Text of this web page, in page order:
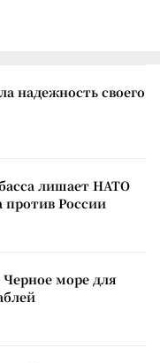
надежность своего
лишает НАТО
против России
море для